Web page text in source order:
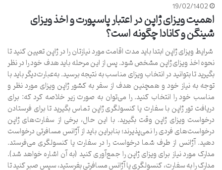
19/02/1402
اهمیت ویزای ژاپن در اعتبار پاسپورت و اخذ ویزای
شینگن و کانادا چگونه است؟
شرایط ویزای ژاپن ابتدا باید مدت اقامت مورد نیازتان را در ژاپن تعیین کنید تا
نحوه اخذ ویزای ژاپن مشخص شود. پس از این مرحله باید هدف خود را در نظر
بگیرید تا بتوانید در انتخاب ویزای مناسب به نتیجه برسید. به‌عبارت‌دیگر باید با
توجه به نیاز خود و همچنین هدف از سفر به کشور ژاپن ویزای مورد نظر و
مناسب خود را انتخاب کنید. را می‌توان به صورت زیر خلاصه کرد که: برای
دریافت تور ژاپن با سفارت یا کنسولگری ژاپن تماس بگیرید تا برای فرستادن
درخواست ویزای ژاپن وقت بگیرید. با این حال، برخی از سفارت‌های ژاپن
درخواست‌های فردی را نمی‌پذیرند؛ بنابراین باید از آژانس مسافرتی درخواست
دهید. آژانس از طرف شما درخواست را در سفارت یا کنسولگری می‌فرستد.
مدارک مورد نیاز برای ویزای ژاپن را جمع‌آوری کنید (به آن اشاره خواهد شد).
مدارک را به سفارت، کنسولگری یا آژانس مسافرتی بفرستید، سپس صبر کنید تا